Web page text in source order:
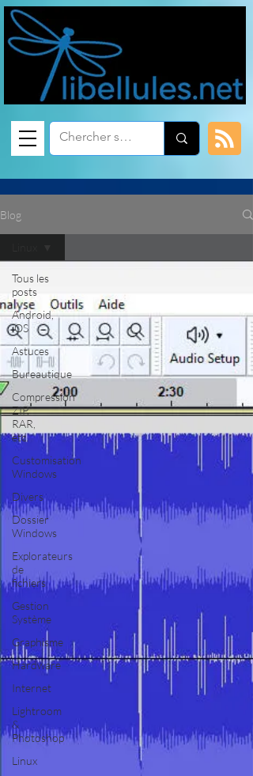
Blog
Tous les
posts
Android,
iOS
Astuces
Bureautique
Compression
ZIP,
RAR,
etc.
Customisation
Windows
Divers
Dossier
Windows
Explorateurs
de
fichiers
Gestion
Système
Graphisme
Hardware
Internet
Lightroom
&
Photoshop
Linux